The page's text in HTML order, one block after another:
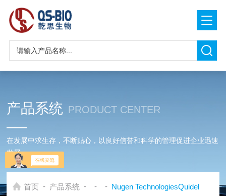
产品系统 PRODUCT CENTER
在发展中求生存，不断贴心，以良好信誉和科学的管理促进企业迅速
发展
首页 - 产品系统 - - - Nugen TechnologiesQuidel